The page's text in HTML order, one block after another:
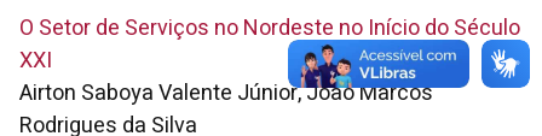
O Setor de Serviços no Nordeste no Início do Século
XXI
Airton Saboya Valente Júnior, João Marcos
Rodrigues da Silva